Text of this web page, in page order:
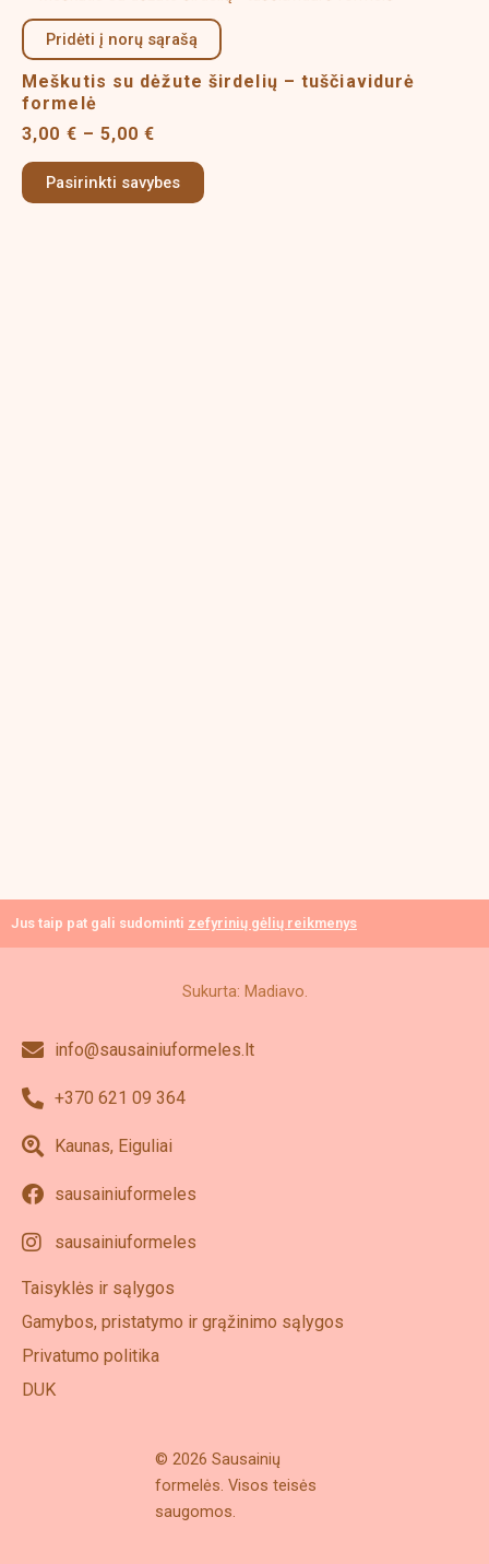
product
page
Pridėti į norų sąrašą
Meškutis su dėžute širdelių – tuščiavidurė
formelė
3,00 € – 5,00€
3,00 €
through
5,00 €
Pasirinkti savybes
product
has
multiple
may
be
Jus taip pat gali sudominti zefyrinių gėlių reikmenys
Sukurta: Madiavo.
info@sausainiuformeles.lt
+370 621 09 364
Kaunas, Eiguliai
sausainiuformeles
sausainiuformeles
Taisyklės ir sąlygos
Gamybos, pristatymo ir grąžinimo sąlygos
Privatumo politika
DUK
© 2026 Sausainių
formelės. Visos teisės
saugomos.